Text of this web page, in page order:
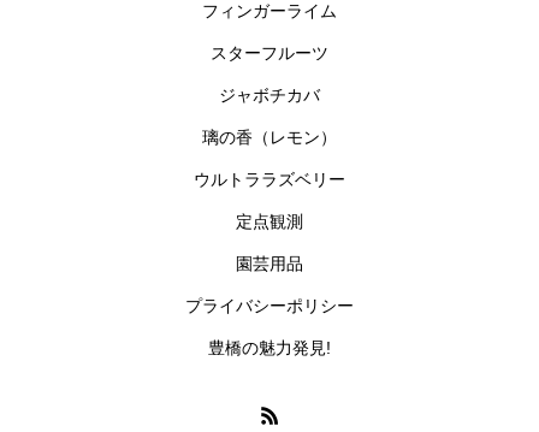
フィンガーライム
スターフルーツ
ジャボチカバ
璃の香（レモン）
ウルトララズベリー
定点観測
園芸用品
プライバシーポリシー
豊橋の魅力発見!